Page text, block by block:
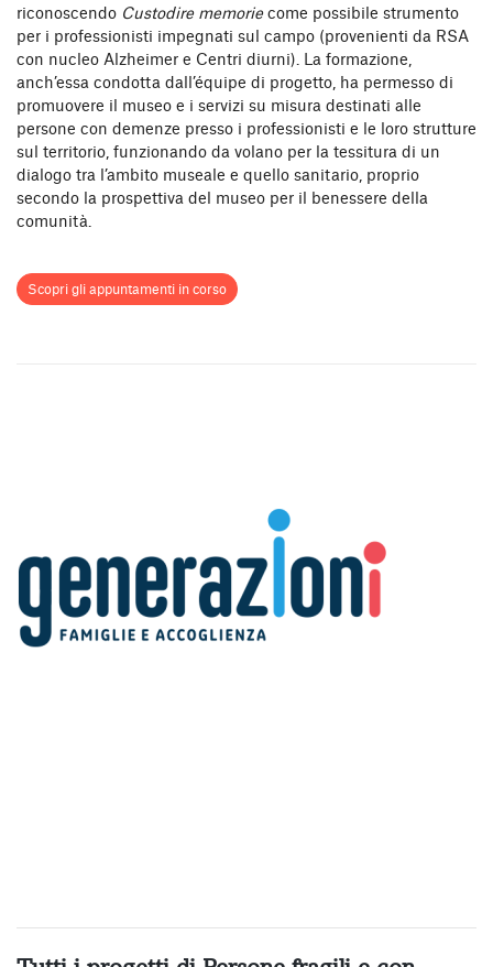
riconoscendo Custodire memoriecome possibile strumento
per i professionisti impegnati sul campo (provenienti da RSA
con nucleo Alzheimer e Centri diurni). La formazione,
anch’essa condotta dall’équipe di progetto, ha permesso di
promuovere il museo e i servizi su misura destinati alle
persone con demenze presso i professionisti e le loro strutture
sul territorio, funzionando da volano per la tessitura di un
dialogo tra l’ambito museale e quello sanitario, proprio
secondo la prospettiva del museo per il benessere della
comunità.
Scopri gli appuntamenti in corso